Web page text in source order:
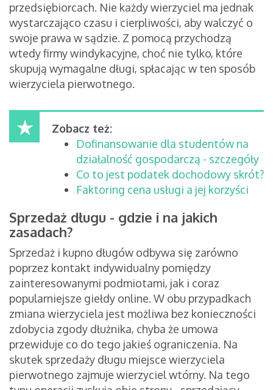
przedsiębiorcach. Nie każdy wierzyciel ma jednak
wystarczająco czasu i cierpliwości, aby walczyć o
swoje prawa w sądzie. Z pomocą przychodzą
wtedy firmy windykacyjne, choć nie tylko, które
skupują wymagalne długi, spłacając w ten sposób
wierzyciela pierwotnego.
Zobacz też:
Dofinansowanie dla studentów na
działalność gospodarczą - szczegóły
Co to jest podatek dochodowy skrót?
Faktoring cena usługi a jej korzyści
Sprzedaż długu - gdzie i na jakich
zasadach?
Sprzedaż i kupno długów odbywa się zarówno
poprzez kontakt indywidualny pomiędzy
zainteresowanymi podmiotami, jak i coraz
popularniejsze giełdy online. W obu przypadkach
zmiana wierzyciela jest możliwa bez konieczności
zdobycia zgody dłużnika, chyba że umowa
przewiduje co do tego jakieś ograniczenia. Na
skutek sprzedaży długu miejsce wierzyciela
pierwotnego zajmuje wierzyciel wtórny. Na tego